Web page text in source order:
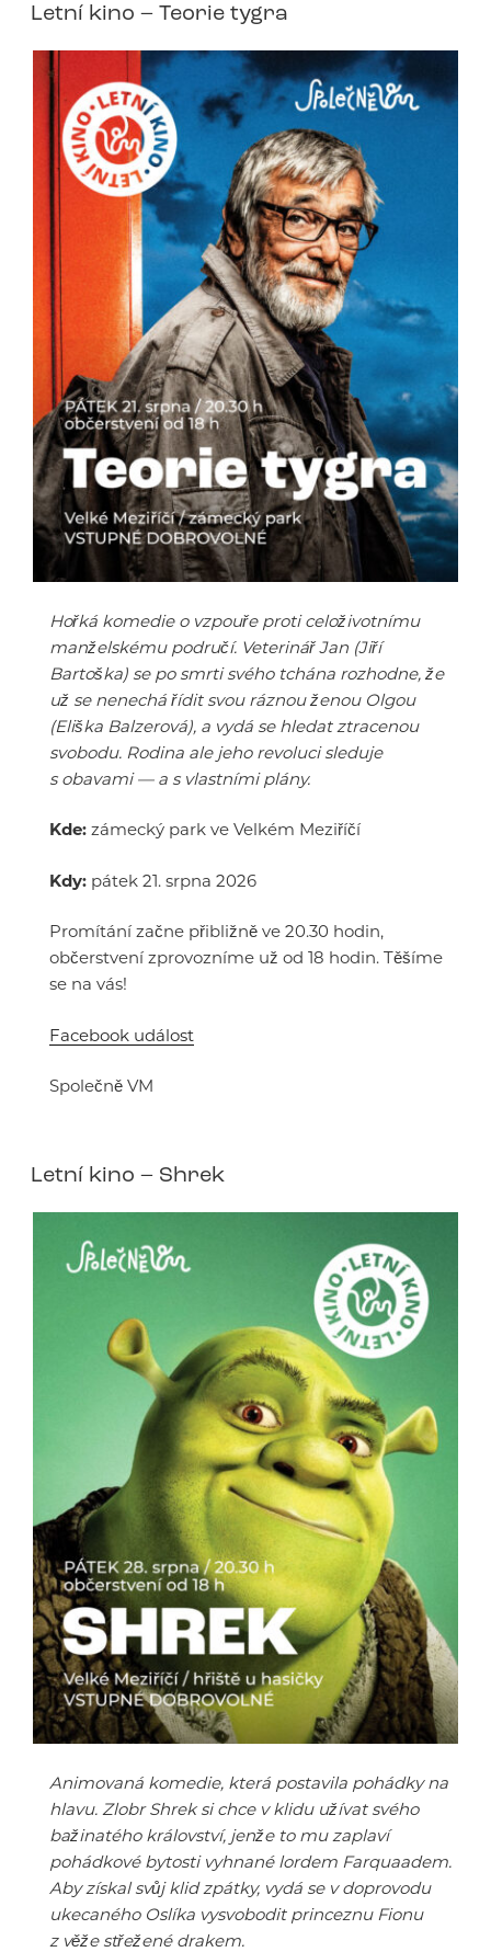
Letní kino – Teorie tygra
Hořká komedie o vzpouře proti celoživotnímu
manželskému područí. Veterinář Jan (Jiří
Bartoška) se po smrti svého tchána rozhodne, že
už se nenechá řídit svou ráznou ženou Olgou
(Eliška Balzerová), a vydá se hledat ztracenou
svobodu. Rodina ale jeho revoluci sleduje
s obavami — a s vlastními plány.
Kde: zámecký park ve Velkém Meziříčí
Kdy: pátek 21. srpna 2026
Promítání začne přibližně ve 20.30 hodin,
občerstvení zprovozníme už od 18 hodin. Těšíme
se na vás!
Facebook událost
Společně VM
Letní kino – Shrek
Animovaná komedie, která postavila pohádky na
hlavu. Zlobr Shrek si chce v klidu užívat svého
bažinatého království, jenže to mu zaplaví
pohádkové bytosti vyhnané lordem Farquaadem.
Aby získal svůj klid zpátky, vydá se v doprovodu
ukecaného Oslíka vysvobodit princeznu Fionu
z věže střežené drakem.